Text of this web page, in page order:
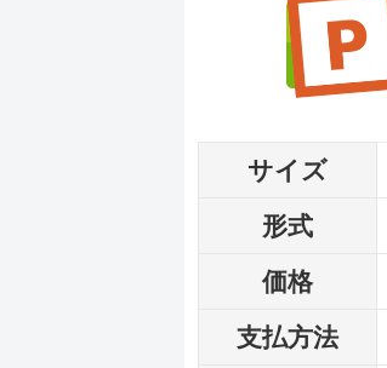
サイズ
形式
価格
支払方法